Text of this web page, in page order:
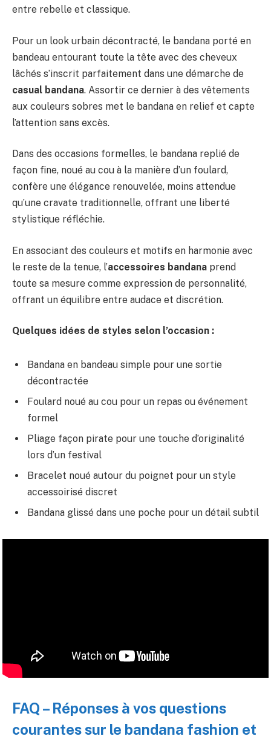
entre rebelle et classique.
Pour un look urbain décontracté, le bandana porté en
bandeau entourant toute la tête avec des cheveux
lâchés s’inscrit parfaitement dans une démarche de
casual bandana. Assortir ce dernier à des vêtements
aux couleurs sobres met le bandana en relief et capte
l’attention sans excès.
Dans des occasions formelles, le bandana replié de
façon fine, noué au cou à la manière d’un foulard,
confère une élégance renouvelée, moins attendue
qu’une cravate traditionnelle, offrant une liberté
stylistique réfléchie.
En associant des couleurs et motifs en harmonie avec
le reste de la tenue, l’accessoires bandana prend
toute sa mesure comme expression de personnalité,
offrant un équilibre entre audace et discrétion.
Quelques idées de styles selon l’occasion :
Bandana en bandeau simple pour une sortie
décontractée
Foulard noué au cou pour un repas ou événement
formel
Pliage façon pirate pour une touche d’originalité
lors d’un festival
Bracelet noué autour du poignet pour un style
accessoirisé discret
Bandana glissé dans une poche pour un détail subtil
FAQ – Réponses à vos questions
courantes sur le bandana fashion et